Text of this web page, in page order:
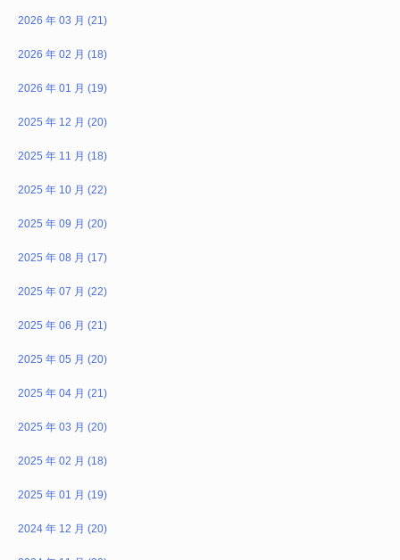
2026 年 03 月 (21)
2026 年 02 月 (18)
2026 年 01 月 (19)
2025 年 12 月 (20)
2025 年 11 月 (18)
2025 年 10 月 (22)
2025 年 09 月 (20)
2025 年 08 月 (17)
2025 年 07 月 (22)
2025 年 06 月 (21)
2025 年 05 月 (20)
2025 年 04 月 (21)
2025 年 03 月 (20)
2025 年 02 月 (18)
2025 年 01 月 (19)
2024 年 12 月 (20)